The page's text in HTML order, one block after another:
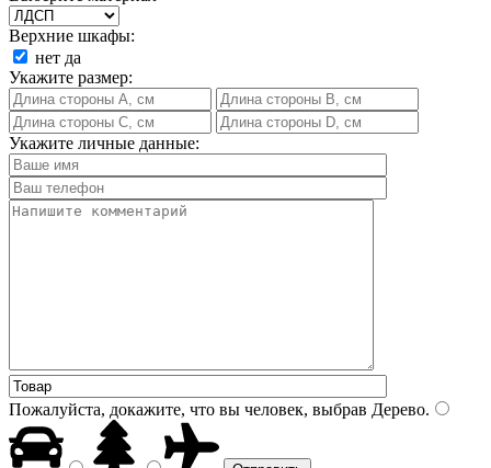
Верхние шкафы:
нет да
Укажите размер:
Укажите личные данные:
Пожалуйста, докажите, что вы человек, выбрав Дерево.